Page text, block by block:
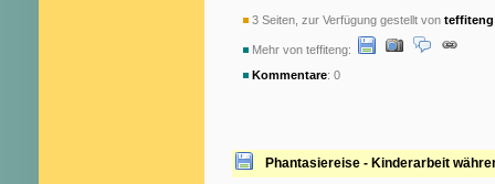
3 Seiten, zur Verfügung gestellt von teffiteng
Mehr von teffiteng:
Kommentare: 0
Phantasiereise - Kinderarbeit